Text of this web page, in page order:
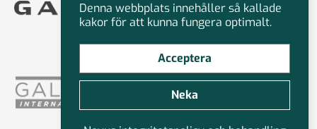
Denna webbplats innehåller så kallade
kakor för att kunna fungera optimalt.
Acceptera
Neka